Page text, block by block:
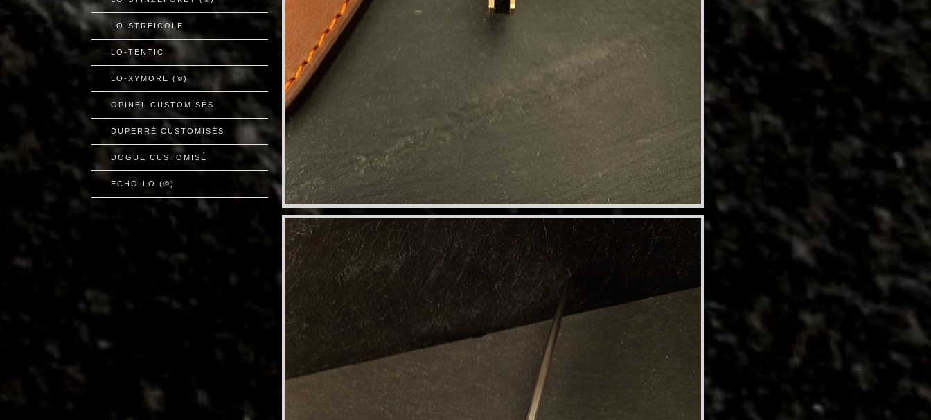
LO-STRÉICOLE
LO-TENTIC
LO-XYMORE (©)
OPINEL CUSTOMISÉS
DUPERRÉ CUSTOMISÉS
DOGUE CUSTOMISÉ
ECHO-LO (©)